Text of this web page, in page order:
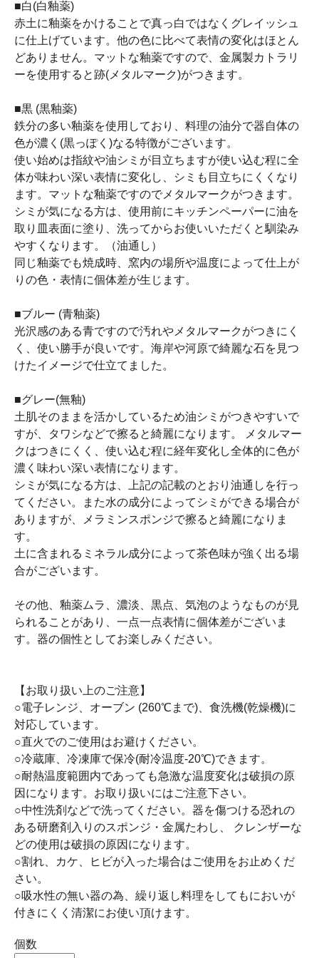
■白(白釉薬)
赤土に釉薬をかけることで真っ白ではなくグレイッシュ
に仕上げています。他の色に比べて表情の変化はほとん
どありません。マットな釉薬ですので、金属製カトラリ
ーを使用すると跡(メタルマーク)がつきます。
■黒 (黒釉薬)
鉄分の多い釉薬を使用しており、料理の油分で器自体の
色が濃く(黒っぽく)なる特徴がございます。
使い始めは指紋や油シミが目立ちますが使い込む程に全
体が味わい深い表情に変化し、シミも目立ちにくくなり
ます。マットな釉薬ですのでメタルマークがつきます。
シミが気になる方は、使用前にキッチンペーパーに油を
取り皿表面に塗り、洗ってからお使いいただくと馴染み
やすくなります。（油通し）
同じ釉薬でも焼成時、窯内の場所や温度によって仕上が
りの色・表情に個体差が生じます。
■ブルー (青釉薬)
光沢感のある青ですので汚れやメタルマークがつきにく
く、使い勝手が良いです。海岸や河原で綺麗な石を見つ
けたイメージで仕立てました。
■グレー(無釉)
土肌そのままを活かしているため油シミがつきやすいで
すが、タワシなどで擦ると綺麗になります。 メタルマー
クはつきにくく、使い込む程に経年変化し全体的に色が
濃く味わい深い表情になります。
シミが気になる方は、上記の記載のとおり油通しを行っ
てください。また水の成分によってシミができる場合が
ありますが、メラミンスポンジで擦ると綺麗になりま
す。
土に含まれるミネラル成分によって茶色味が強く出る場
合がございます。
その他、釉薬ムラ、濃淡、黒点、気泡のようなものが見
られることがあり、一点一点表情に個体差がございま
す。器の個性としてお楽しみください。
【お取り扱い上のご注意】
○電子レンジ、オーブン (260℃まで)、食洗機(乾燥機)に
対応しています。
○直火でのご使用はお避けください。
○冷蔵庫、冷凍庫で保冷(耐冷温度-20℃)できます。
○耐熱温度範囲内であっても急激な温度変化は破損の原
因になります。お取り扱いにはご注意下さい。
○中性洗剤などで洗ってください。器を傷つける恐れの
ある研磨剤入りのスポンジ・金属たわし、 クレンザーな
どの使用は破損の原因になります。
○割れ、カケ、ヒビが入った場合はご使用をお止めくだ
さい。
○吸水性の無い器の為、繰り返し料理をしてもにおいが
付きにくく清潔にお使い頂けます。
個数